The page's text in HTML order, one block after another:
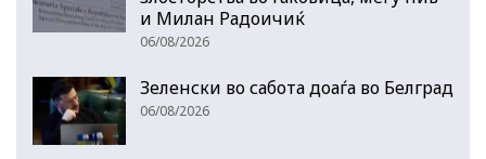
и Милан Радоичиќ
06/08/2026
Зеленски во сабота доаѓа во Белград
06/08/2026